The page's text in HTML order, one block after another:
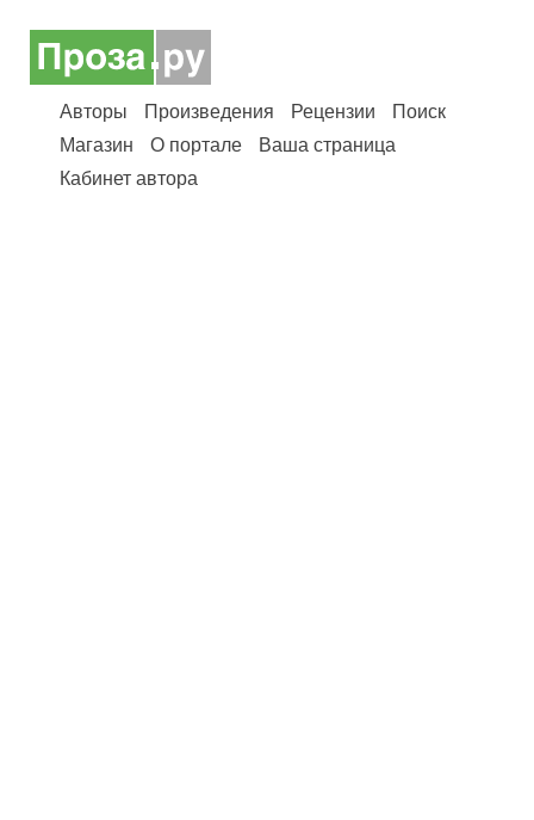
Авторы Произведения Рецензии
Поиск
Магазин
О портале
Ваша страница
Кабинет автора